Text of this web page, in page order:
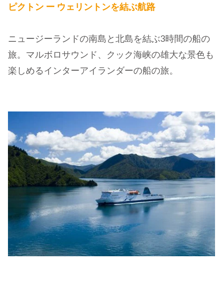
ピクトン ー ウェリントンを結ぶ航路
ニュージーランドの南島と北島を結ぶ3時間の船の
旅。マルボロサウンド、クック海峡の雄大な景色も
楽しめるインターアイランダーの船の旅。